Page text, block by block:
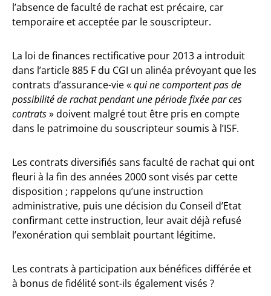
l’absence de faculté de rachat est précaire, car
temporaire et acceptée par le souscripteur.
La loi de finances rectificative pour 2013 a introduit
dans l’article 885 F du CGI un alinéa prévoyant que les
contrats d’assurance-vie «qui ne comportent pas de
possibilité de rachat pendant une période fixée par ces
contrats» doivent malgré tout être pris en compte
dans le patrimoine du souscripteur soumis à l’ISF.
Les contrats diversifiés sans faculté de rachat qui ont
fleuri à la fin des années 2000 sont visés par cette
disposition ; rappelons qu’une instruction
administrative, puis une décision du Conseil d’Etat
confirmant cette instruction, leur avait déjà refusé
l’exonération qui semblait pourtant légitime.
Les contrats à participation aux bénéfices différée et
à bonus de fidélité sont-ils également visés ?